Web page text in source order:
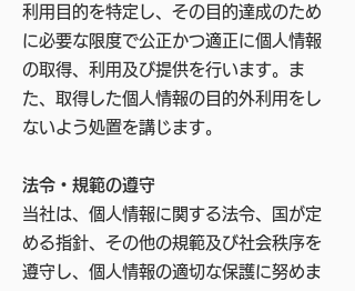
利用目的を特定し、その目的達成のため
に必要な限度で公正かつ適正に個人情報
の取得、利用及び提供を行います。ま
た、取得した個人情報の目的外利用をし
ないよう処置を講じます。
法令・規範の遵守
当社は、個人情報に関する法令、国が定
める指針、その他の規範及び社会秩序を
遵守し、個人情報の適切な保護に努めま